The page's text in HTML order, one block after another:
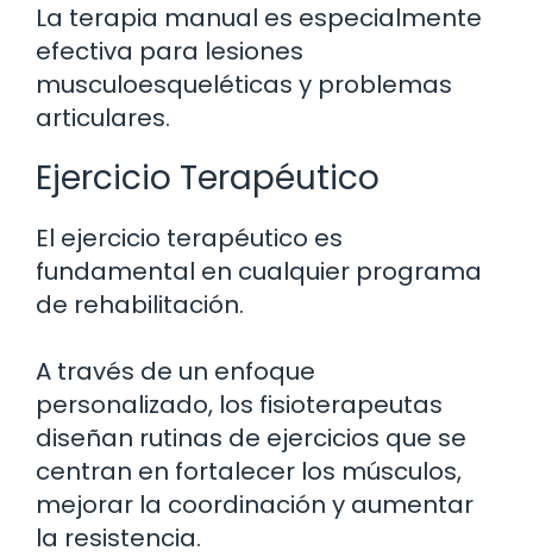
La terapia manual es especialmente
efectiva para lesiones
musculoesqueléticas y problemas
articulares.
Ejercicio Terapéutico
El ejercicio terapéutico es
fundamental en cualquier programa
de rehabilitación.
A través de un enfoque
personalizado, los fisioterapeutas
diseñan rutinas de ejercicios que se
centran en fortalecer los músculos,
mejorar la coordinación y aumentar
la resistencia.